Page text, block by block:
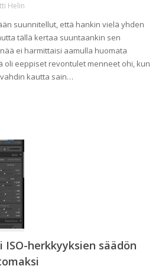
Helin
suunnitellut, että hankin vielä yhden
tällä kertaa suuntaankin sen
ei harmittaisi aamulla huomata
oli eeppiset revontulet menneet ohi, kun
kautta sain…
herkkyyksien säädön